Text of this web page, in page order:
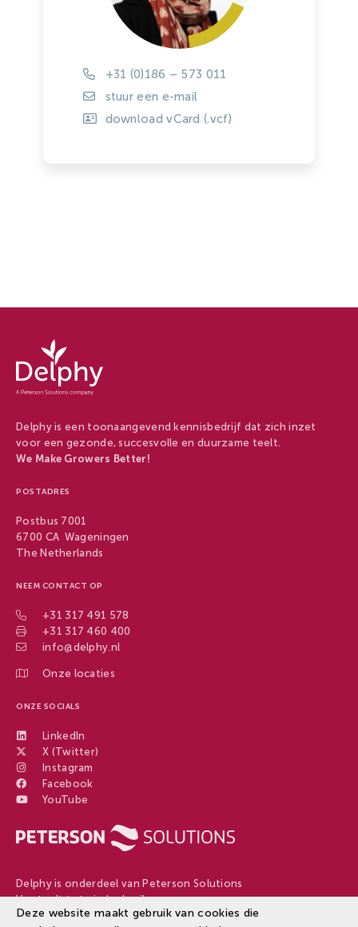
+31 (0)186 – 573 011
stuur een e-mail
download vCard (.vcf)
Delphy
-
Delphy
Delphy is een toonaangevend kennisbedrijf dat zich inzet
voor een gezonde, succesvolle en duurzame teelt.
We Make Growers Better!
POSTADRES
Postbus 7001
6700 CA Wageningen
The Netherlands
NEEM CONTACT OP
+31 317 491 578
+31 317 460 400
info@delphy.nl
Onze locaties
ONZE SOCIALS
LinkedIn
X (Twitter)
Instagram
Facebook
YouTube
Delphy is onderdeel van Peterson Solutions
Van teelt tot eindgebruiker
Deze website maakt gebruik van cookies die